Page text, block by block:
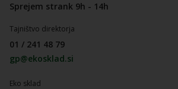
Sprejem strank 9h - 14h
Tajništvo direktorja
01 / 241 48 79
gp@ekosklad.si
Eko sklad